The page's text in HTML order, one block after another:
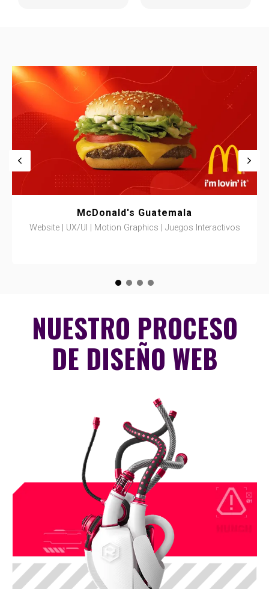
McDonald's Guatemala
Website | UX/UI | Motion Graphics | Juegos Interactivos
NUESTRO PROCESO
DE DISEÑO WEB